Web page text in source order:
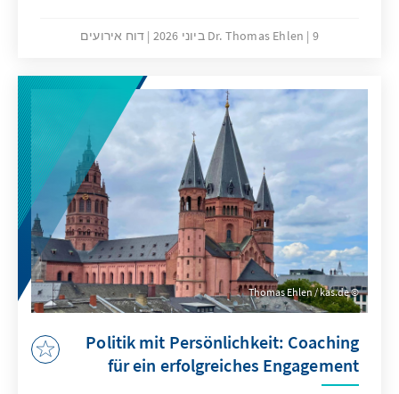
Geschäftsordnungen und sowie die
Praxisnahe Einblicke für kommunale
Entscheidungsträger.
Dr. Thomas Ehlen 9 ביוני 2026 דוח אירועים
Thomas Ehlen / kas.de
Politik mit Persönlichkeit: Coaching
für ein erfolgreiches Engagement